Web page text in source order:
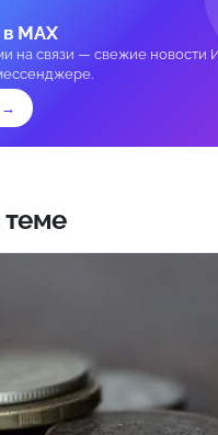
MAX
на связи — свежие новости
→